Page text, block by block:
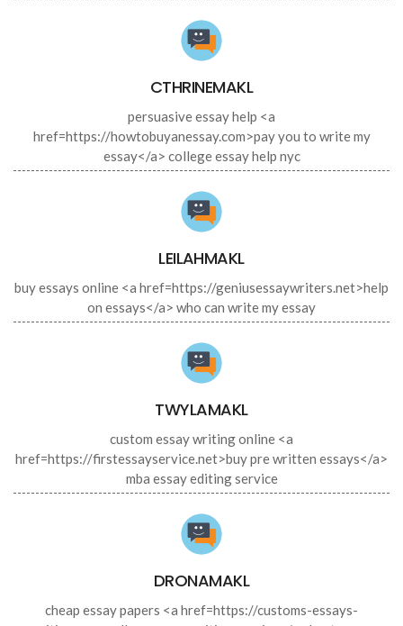
CTHRINEMAKL
persuasive essay help <a
href=https://howtobuyanessay.com>pay you to write my
essay</a> college essay help nyc
LEILAHMAKL
buy essays online <a href=https://geniusessaywriters.net>help
on essays</a> who can write my essay
TWYLAMAKL
custom essay writing online <a
href=https://firstessayservice.net>buy pre written essays</a>
mba essay editing service
DRONAMAKL
cheap essay papers <a href=https://customs-essays-